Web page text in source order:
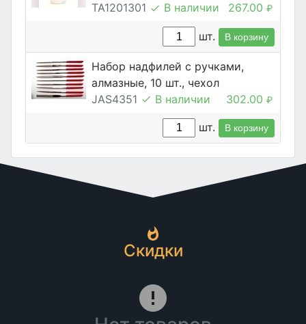
TA1201301
В наличии 267.00 ₽
шт. В корзину
Набор надфилей с ручками,
алмазные, 10 шт., чехол
JAS4351
В наличии 302.00 ₽
шт. В корзину
Скидки